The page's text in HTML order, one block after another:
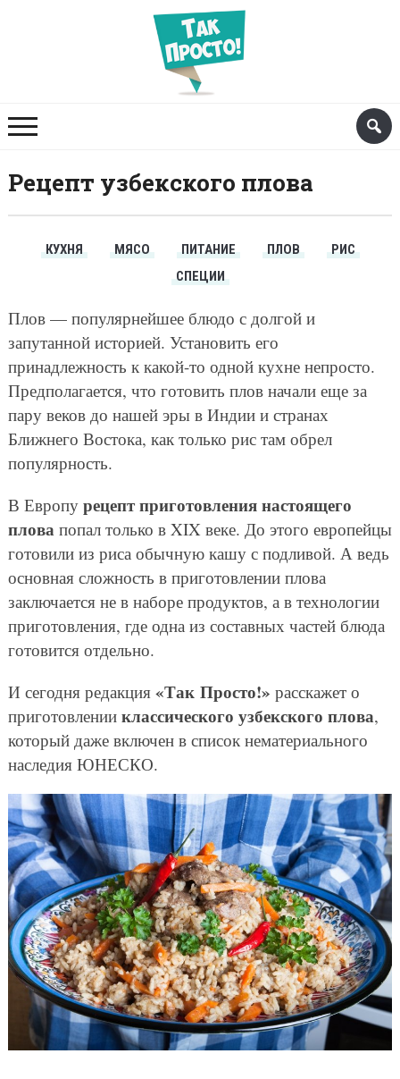
Рецепт узбекского плова
КУХНЯ МЯСО ПИТАНИЕ ПЛОВ
РИС
СПЕЦИИ
Плов — популярнейшее блюдо с долгой и
запутанной историей. Установить его
принадлежность к какой-то одной кухне непросто.
Предполагается, что готовить плов начали еще за
пару веков до нашей эры в Индии и странах
Ближнего Востока, как только рис там обрел
популярность.
В Европу рецепт приготовления настоящего
пловапопал только в XIX веке. До этого европейцы
готовили из риса обычную кашу с подливой. А ведь
основная сложность в приготовлении плова
заключается не в наборе продуктов, а в технологии
приготовления, где одна из составных частей блюда
готовится отдельно.
И сегодня редакция «Так Просто!» расскажет о
приготовлении классического узбекского плова,
который даже включен в список нематериального
наследия ЮНЕСКО.